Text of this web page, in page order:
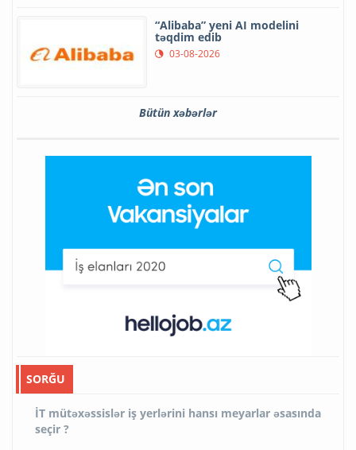
“Alibaba” yeni AI modelini
təqdim edib
03-08-2026
Bütün xəbərlər
SORĞU
İT mütəxəssislər iş yerlərini hansı meyarlar əsasında
seçir ?